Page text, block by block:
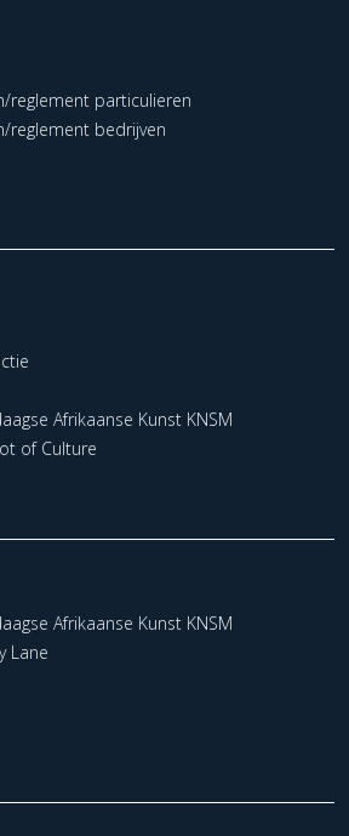
reglement particulieren
reglement bedrijven
Afrikaanse Kunst KNSM
of Culture
Afrikaanse Kunst KNSM
Lane